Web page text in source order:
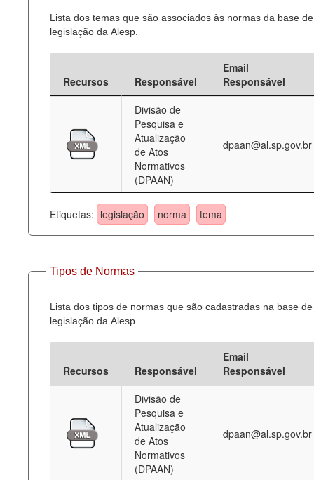
Lista dos temas que são associados às normas da base de
legislação da Alesp.
Recursos Responsável
Email
Responsável
Divisão de
Pesquisa e
Atualização
de Atos
Normativos
(DPAAN)
dpaan@al.sp.gov.br
Etiquetas: legislação norma tema
Tipos de Normas
Lista dos tipos de normas que são cadastradas na base de
legislação da Alesp.
Recursos Responsável
Email
Responsável
Divisão de
Pesquisa e
Atualização
de Atos
Normativos
(DPAAN)
dpaan@al.sp.gov.br